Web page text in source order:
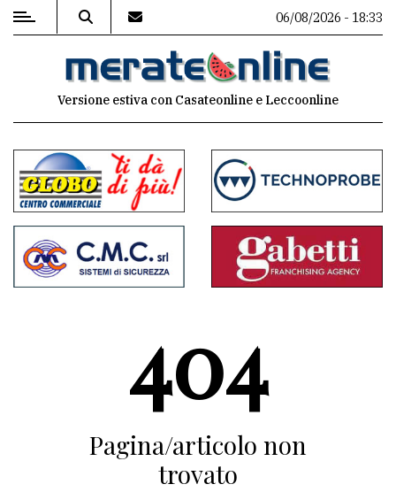
MENU
commenti
Contenuti
del
sito
CONTATTI
06/08/2026 - 18:33
Versione estiva con Casateonline e Leccoonline
404
Pagina/articolo non
trovato